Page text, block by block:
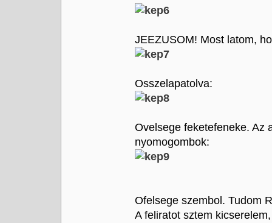
JEEZUSOM! Most latom,
Osszelapatolva:
Ovelsege feketefeneke. Az
nyomogombok:
Ofelsege szembol. Tudom
A feliratot sztem